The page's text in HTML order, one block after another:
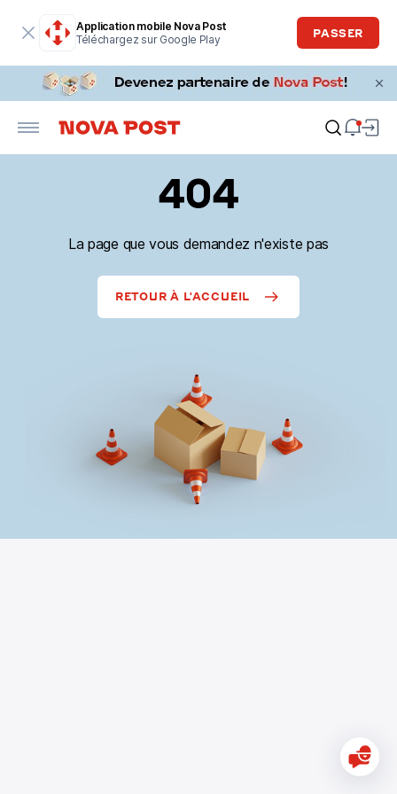
Application mobile Nova Post
Téléchargez sur Google Play
PASSER
404
La page que vous demandez n'existe pas
RETOUR À L'ACCUEIL